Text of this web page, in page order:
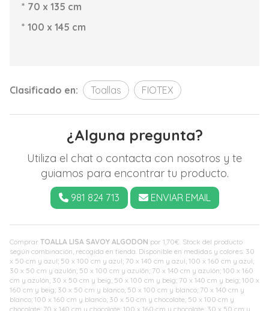
Comprar TOALLA LISA SAVOY ALGODON por 1,70€ . Stock del producto
según combinación, recogida en tienda. Disponible en medidas y colores: 30
x 50 cm y azul; 50 x 100 cm y azul; 70 x 140 cm y azul; 100 x 160 cm y azul;
30 x 50 cm y azulón; 50 x 100 cm y azulón; 70 x 140 cm y azulón; 100 x 160
cm y azulón; 30 x 50 cm y beig; 50 x 100 cm y beig; 70 x 140 cm y beig; 100 x
160 cm y beig; 30 x 50 cm y blanco; 50 x 100 cm y blanco; 70 x 140 cm y
blanco; 100 x 160 cm y blanco; 30 x 50 cm y chocolate; 50 x 100 cm y
chocolate; 70 x 140 cm y chocolate; 100 x 160 cm y chocolate; 30 x 50 cm y
* 70 x 135 cm
* 100 x 145 cm
Clasificado en: Toallas FIOTEX
¿Alguna pregunta?
Utiliza el chat o contacta con nosotros y te
guiamos para encontrar tu producto.
981 824 713 ENVIAR EMAIL